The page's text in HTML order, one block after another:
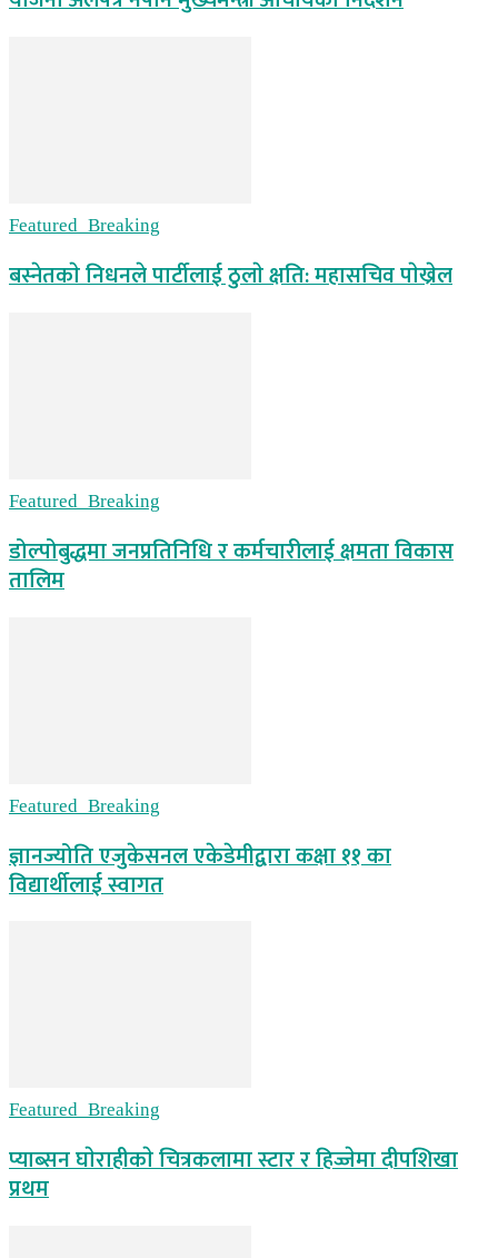
Featured_Breaking
बस्नेतकाे निधनले पार्टीलाई ठुलाे क्षति: महासचिव पाेख्रेल
Featured_Breaking
डोल्पोबुद्धमा जनप्रतिनिधि र कर्मचारीलाई क्षमता विकास
तालिम
Featured_Breaking
ज्ञानज्योति एजुकेसनल एकेडेमीद्वारा कक्षा ११ का
विद्यार्थीलाई स्वागत
Featured_Breaking
प्याब्सन घाेराहीकाे चित्रकलामा स्टार र हिज्जेमा दीपशिखा
प्रथम